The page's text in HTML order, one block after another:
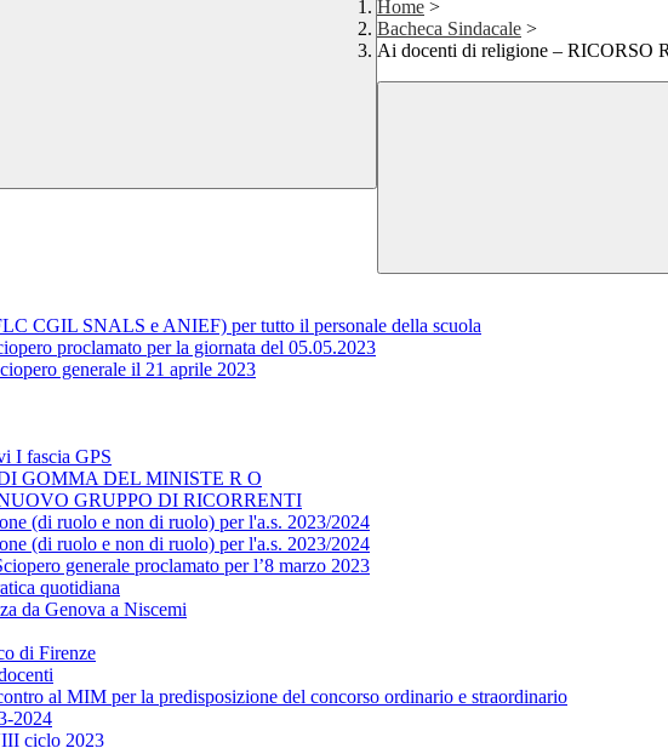
Home >
Bacheca Sindacale >
Ai docenti di religione –
CGIL SNALS e ANIEF) per tutto il personale della scuola
proclamato per la giornata del 05.05.2023
generale il 21 aprile 2023
I fascia GPS
GOMMA DEL MINISTE R O
GRUPPO DI RICORRENTI
(di ruolo e non di ruolo) per l'a.s. 2023/2024
(di ruolo e non di ruolo) per l'a.s. 2023/2024
generale proclamato per l’8 marzo 2023
quotidiana
da Genova a Niscemi
di Firenze
al MIM per la predisposizione del concorso ordinario e straordinario
2024
ciclo 2023